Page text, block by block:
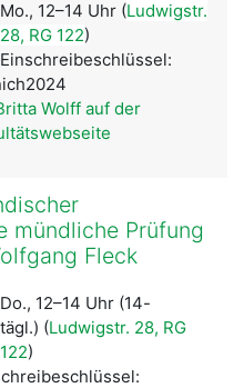
Mo., 12–14 Uhr (Ludwigstr.
28, RG 122)
Einschreibeschlüssel:
Wolff auf der
mündliche Prüfung
Fleck
Do., 12–14 Uhr (14-
tägl.) (Ludwigstr. 28, RG
122)